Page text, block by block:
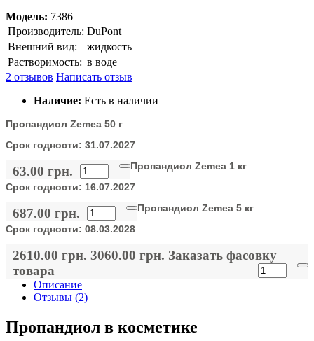
Модель: 7386
Производитель: DuPont
Внешний вид:
жидкость
Растворимость: в воде
2 отзывов Написать отзыв
Наличие: Есть в наличии
Пропандиол Zemea 50 г
Срок годности: 31.07.2027
63.00 грн.
Пропандиол Zemea 1 кг
Срок годности: 16.07.2027
687.00 грн.
Пропандиол Zemea 5 кг
Срок годности: 08.03.2028
2610.00 грн. 3060.00 грн. Заказать фасовку
товара
Описание
Отзывы (2)
Пропандиол в косметике